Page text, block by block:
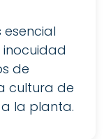
esencial
de
cultura de
la planta.